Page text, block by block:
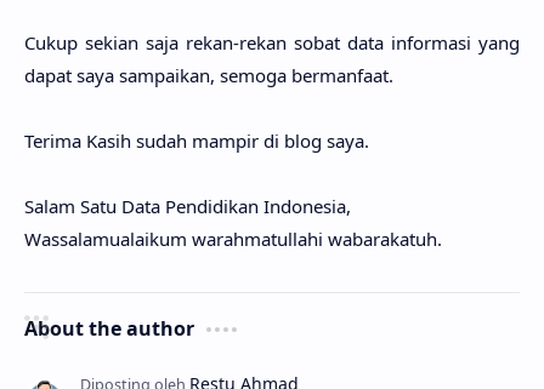
Cukup sekian saja rekan-rekan sobat data informasi yang
dapat saya sampaikan, semoga bermanfaat.
Terima Kasih sudah mampir di blog saya.
Salam Satu Data Pendidikan Indonesia,
Wassalamualaikum warahmatullahi wabarakatuh.
About the author